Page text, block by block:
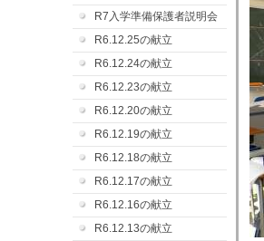
R7入学準備保護者説明会
R6.12.25の献立
R6.12.24の献立
R6.12.23の献立
R6.12.20の献立
R6.12.19の献立
R6.12.18の献立
R6.12.17の献立
R6.12.16の献立
R6.12.13の献立